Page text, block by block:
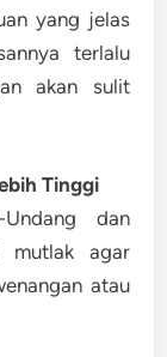
yang jelas
terlalu
akan sulit
Tinggi
Undang dan
mutlak agar
atau